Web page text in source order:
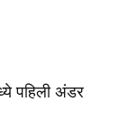
पहिली अंडर